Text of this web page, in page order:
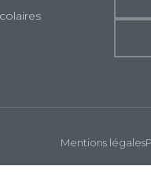
Mentions légales